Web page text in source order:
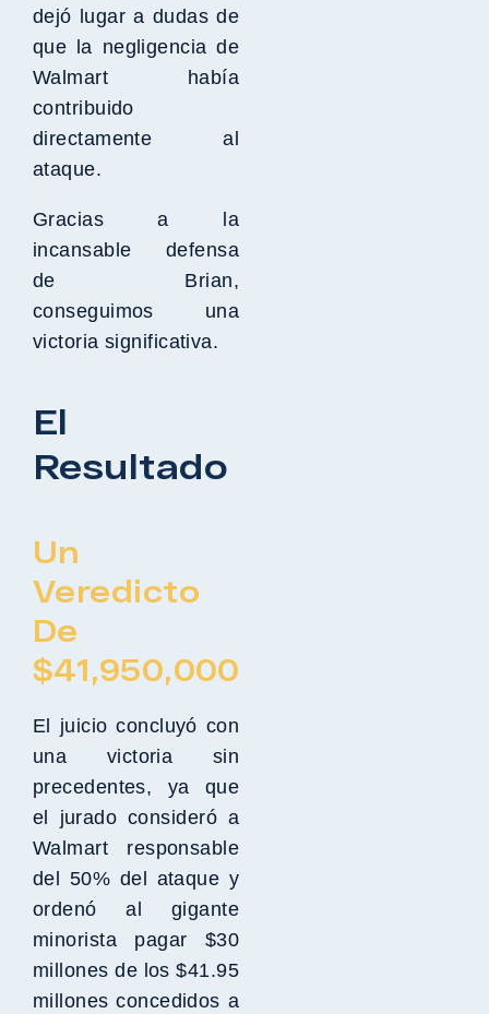
dejó lugar a dudas de
que la negligencia de
Walmart había
contribuido
directamente al
ataque.
Gracias a la
incansable defensa
de Brian,
conseguimos una
victoria significativa.
El
Resultado
Un
Veredicto
De
$41,950,000
El juicio concluyó con
una victoria sin
precedentes, ya que
el jurado consideró a
Walmart responsable
del 50% del ataque y
ordenó al gigante
minorista pagar $30
millones de los $41.95
millones concedidos a